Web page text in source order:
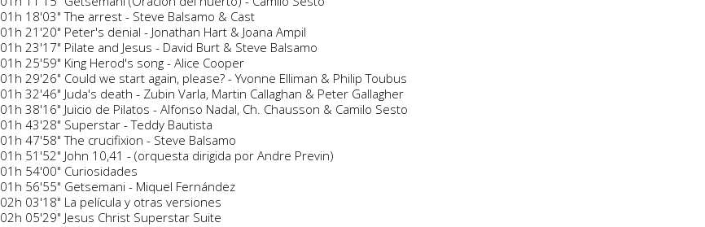
01h 18'03" The arrest - Steve Balsamo & Cast
01h 21'20" Peter's denial - Jonathan Hart & Joana Ampil
01h 23'17" Pilate and Jesus - David Burt & Steve Balsamo
01h 25'59" King Herod's song - Alice Cooper
01h 29'26" Could we start again, please? - Yvonne Elliman & Philip Toubus
01h 32'46" Juda's death - Zubin Varla, Martin Callaghan & Peter Gallagher
01h 38'16" Juicio de Pilatos - Alfonso Nadal, Ch. Chausson & Camilo Sesto
01h 43'28" Superstar - Teddy Bautista
01h 47'58" The crucifixion - Steve Balsamo
01h 51'52" John 10,41 - (orquesta dirigida por Andre Previn)
01h 54'00" Curiosidades
01h 56'55" Getsemani - Miquel Fernández
02h 03'18" La película y otras versiones
02h 05'29" Jesus Christ Superstar Suite